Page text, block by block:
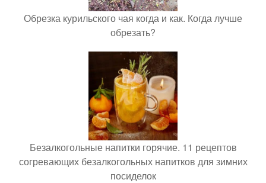
Обрезка курильского чая когда и как. Когда лучше
обрезать?
Безалкогольные напитки горячие. 11 рецептов
согревающих безалкогольных напитков для зимних
посиделок